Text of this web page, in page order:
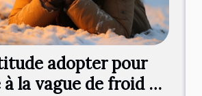
adopter pour
la vague de froid en